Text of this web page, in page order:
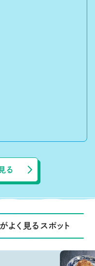
る
よく見るスポット